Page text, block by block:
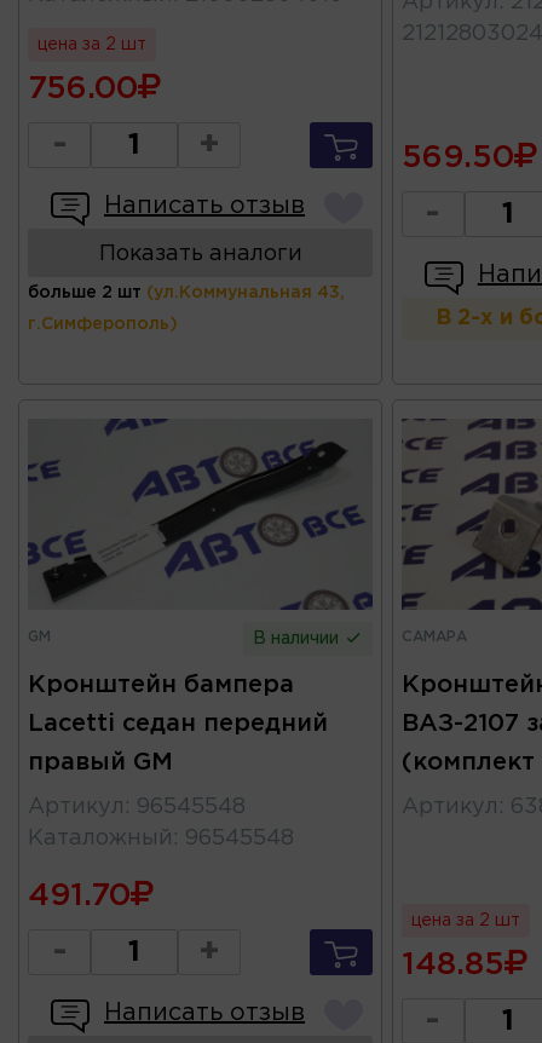
цена за 2 шт
756.00
- +
Написать отзыв
Показать аналоги
больше 2 шт (ул.Коммунальная 43,
г.Симферополь)
21212803024
569.50
-
В 2-х и
GM В наличии
Кронштейн бампера
Lacetti седан передний
правый GM
Артикул : 96545548
Каталожный : 96545548
491.70
- +
Написать отзыв
САМАРА
ВАЗ-2107
Артикул :
цена за 2 шт
148.85
-